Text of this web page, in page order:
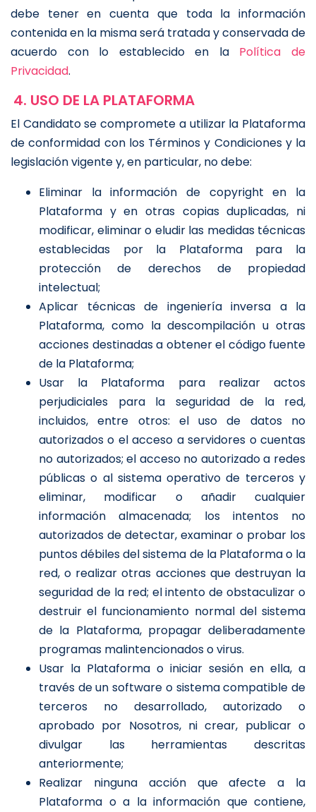
debe tener en cuenta que toda la información
contenida en la misma será tratada y conservada de
acuerdo con lo establecido en la Política de
Privacidad.
4. USO DE LA PLATAFORMA
El Candidato se compromete a utilizar la Plataforma
de conformidad con los Términos y Condiciones y la
legislación vigente y, en particular, no debe:
Eliminar la información de copyright en la
Plataforma y en otras copias duplicadas, ni
modificar, eliminar o eludir las medidas técnicas
establecidas por la Plataforma para la
protección de derechos de propiedad
intelectual;
Aplicar técnicas de ingeniería inversa a la
Plataforma, como la descompilación u otras
acciones destinadas a obtener el código fuente
de la Plataforma;
Usar la Plataforma para realizar actos
perjudiciales para la seguridad de la red,
incluidos, entre otros: el uso de datos no
autorizados o el acceso a servidores o cuentas
no autorizados; el acceso no autorizado a redes
públicas o al sistema operativo de terceros y
eliminar, modificar o añadir cualquier
información almacenada; los intentos no
autorizados de detectar, examinar o probar los
puntos débiles del sistema de la Plataforma o la
red, o realizar otras acciones que destruyan la
seguridad de la red; el intento de obstaculizar o
destruir el funcionamiento normal del sistema
de la Plataforma, propagar deliberadamente
programas malintencionados o virus.
Usar la Plataforma o iniciar sesión en ella, a
través de un software o sistema compatible de
terceros no desarrollado, autorizado o
aprobado por Nosotros, ni crear, publicar o
divulgar las herramientas descritas
anteriormente;
Realizar ninguna acción que afecte a la
Plataforma o a la información que contiene,